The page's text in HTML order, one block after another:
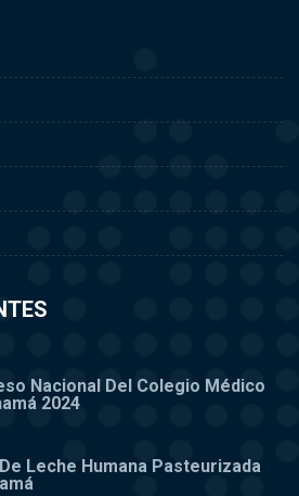
Nacional Del Colegio Médico
2024
Leche Humana Pasteurizada